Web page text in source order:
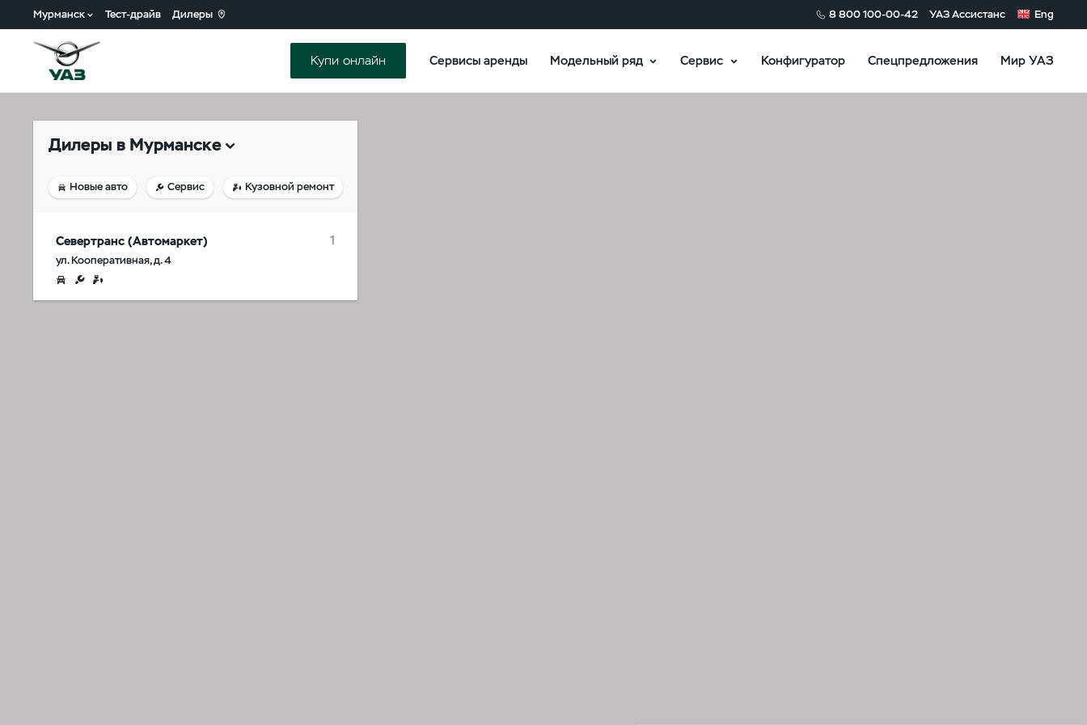
Мурманск Тест-драйв Дилеры 8 800 100-00-42 УАЗ Ассистанс Eng
Купи онлайн Сервисы аренды Модельный ряд Сервис Конфигуратор Спецпредложения Мир УАЗ
Дилеры в Мурманскe
Новые авто Сервис Кузовной ремонт
Севертранс (Автомаркет) 1
ул. Кооперативная, д. 4